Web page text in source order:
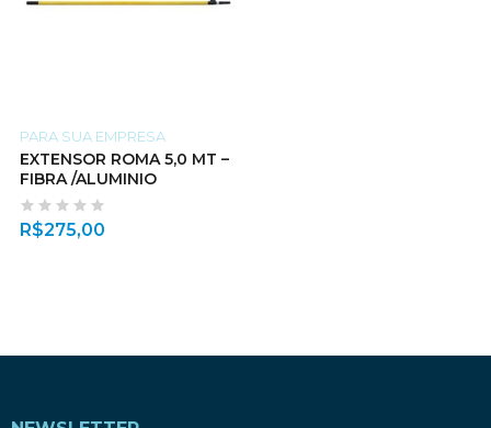
PARA SUA EMPRESA
EXTENSOR ROMA 5,0 MT –
FIBRA /ALUMINIO
R$275,00